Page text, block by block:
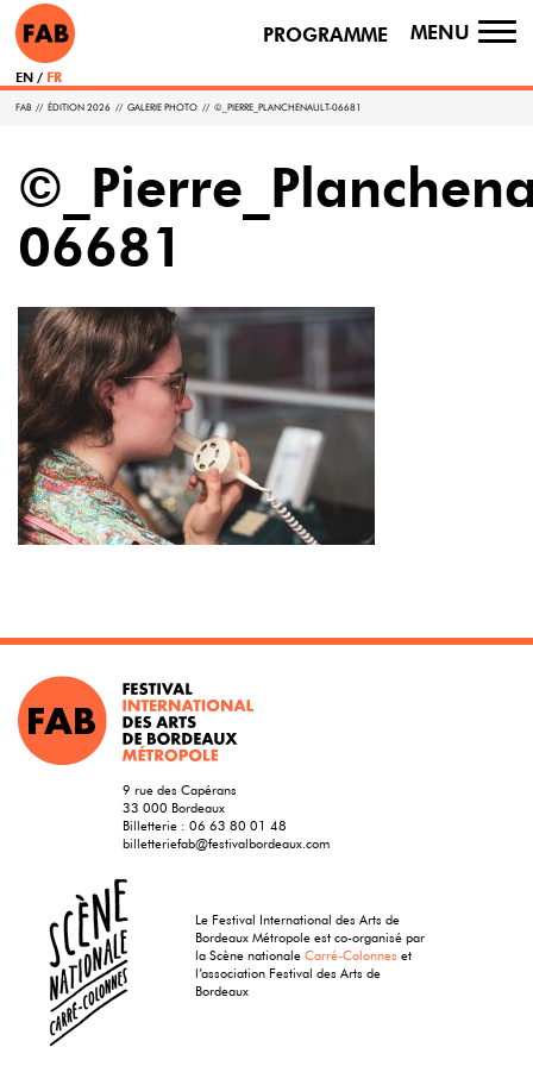
PROGRAMME MENU
EN FR
FAB // ÉDITION 2026 // GALERIE PHOTO // ©_PIERRE_PLANCHENAULT-06681
06681
9 rue des Capérans
33 000 Bordeaux
Billetterie : 06 63 80 01 48
billetteriefab@festivalbordeaux.com
Le Festival International des Arts de
Bordeaux Métropole est co-organisé par
la Scène nationaleCarré-Colonnes et
l’association Festival des Arts de
Bordeaux